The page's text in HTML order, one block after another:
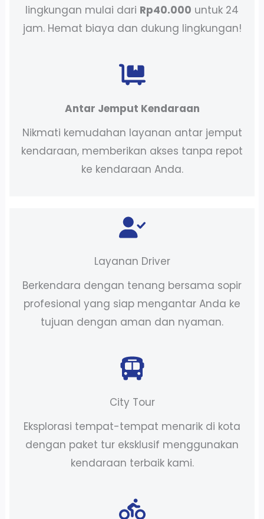
lingkungan mulai dari Rp40.000 untuk 24
jam. Hemat biaya dan dukung lingkungan!
Antar Jemput Kendaraan
Nikmati kemudahan layanan antar jemput
kendaraan, memberikan akses tanpa repot
ke kendaraan Anda.
Layanan Driver
Berkendara dengan tenang bersama sopir
profesional yang siap mengantar Anda ke
tujuan dengan aman dan nyaman.
City Tour
Eksplorasi tempat-tempat menarik di kota
dengan paket tur eksklusif menggunakan
kendaraan terbaik kami.